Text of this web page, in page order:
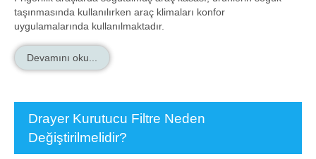
taşınmasında kullanılırken araç klimaları konfor
uygulamalarında kullanılmaktadır.
Devamını oku...
Drayer Kurutucu Filtre Neden
Değiştirilmelidir?